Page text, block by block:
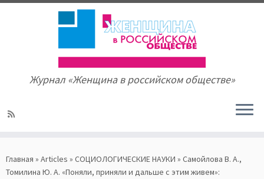
to
content
Журнал «Женщина в российском обществе»
Главная » Articles » СОЦИОЛОГИЧЕСКИЕ НАУКИ » Самойлова В. А.,
Томилина Ю. А. «Поняли, приняли и дальше с этим живем»: